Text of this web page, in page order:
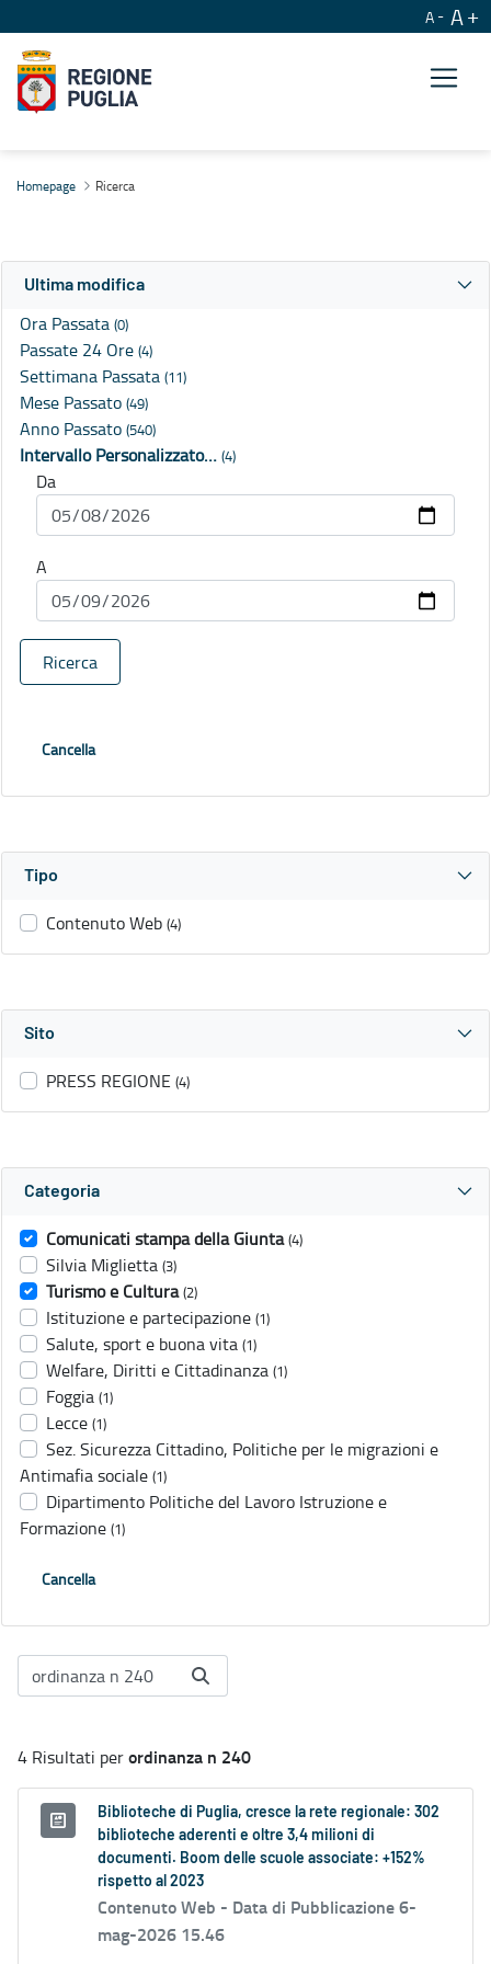
A A
Homepage Ricerca
Ultima modifica
Ora Passata (0)
Passate 24 Ore (4)
Settimana Passata (11)
Mese Passato (49)
Anno Passato (540)
Intervallo Personalizzato… (4)
Da
A
Ricerca
Cancella
Tipo
Contenuto Web (4)
Sito
PRESS REGIONE (4)
Categoria
Comunicati stampa della Giunta (4)
Silvia Miglietta (3)
Turismo e Cultura (2)
Istituzione e partecipazione (1)
Salute, sport e buona vita (1)
Welfare, Diritti e Cittadinanza (1)
Foggia (1)
Lecce (1)
Sez. Sicurezza Cittadino, Politiche per le migrazioni e
Antimafia sociale (1)
Dipartimento Politiche del Lavoro Istruzione e
Formazione (1)
Cancella
4 Risultati perordinanza n 240
Biblioteche di Puglia, cresce la rete regionale: 302
biblioteche aderenti e oltre 3,4 milioni di
documenti. Boom delle scuole associate: +152%
rispetto al 2023
Contenuto Web - Data di Pubblicazione 6-
mag-2026 15.46